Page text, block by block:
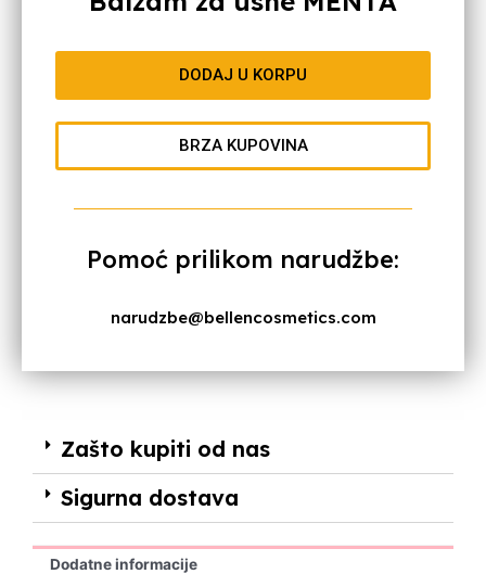
DODAJ U KORPU
BRZA KUPOVINA
Pomoć prilikom narudžbe:
narudzbe@bellencosmetics.com
Zašto kupiti od nas
Sigurna dostava
Dodatne informacije